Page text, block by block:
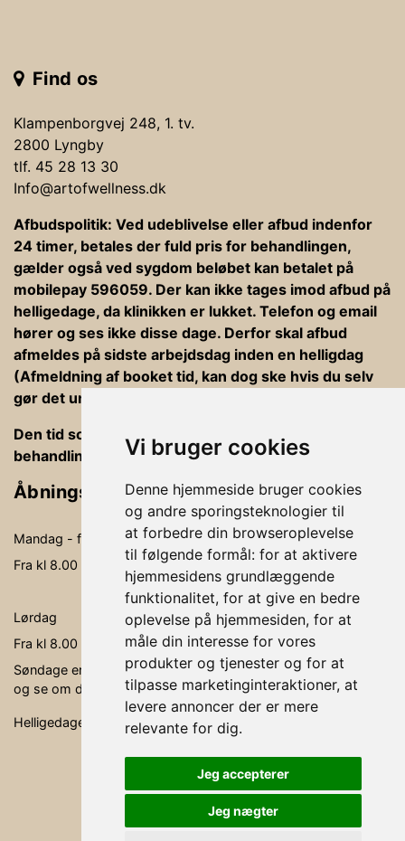
Vi bruger cookies
Denne hjemmeside bruger cookies
og andre sporingsteknologier til
at forbedre din browseroplevelse
til følgende formål: for at aktivere
hjemmesidens grundlæggende
funktionalitet, for at give en bedre
oplevelse på hjemmesiden, for at
måle din interesse for vores
produkter og tjenester og for at
tilpasse marketinginteraktioner, at
levere annoncer der er mere
relevante for dig.
Jeg accepterer
Jeg nægter
Find os
Klampenborgvej 248, 1. tv.
2800 Lyngby
tlf. 45 28 13 30
Info@artofwellness.dk
Afbudspolitik: Ved udeblivelse eller afbud indenfor
24 timer, betales der fuld pris for behandlingen,
gælder også ved sygdom beløbet kan betalet på
mobilepay 596059. Der kan ikke tages imod afbud på
helligedage, da klinikken er lukket. Telefon og email
hører og ses ikke disse dage. Derfor skal afbud
afmeldes på sidste arbejdsdag inden en helligdag
(Afmeldning af booket tid, kan dog ske hvis du selv
gør det under din bookning).
Den tid som er afsat til behandlinger er ind og ud af
behandlingsrummet, betaling og vejledning
Åbningstider
Mandag - fredag
09.00-19.00
Fra kl 8.00 - kl. 20.00 kan der behandles
Lørdag
09.00- 15.00
Fra kl 8.00 - kl. 16.00 kan der behandles
Søndage er ikke faste åbningsdage, men søg via bookingen,
og se om der er en behandler, der er ledig.
Helligedage er klinikken lukket.